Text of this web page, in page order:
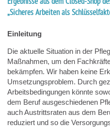
„Sicheres Arbeiten als
Einleitung
Die aktuelle Situation in der
Maßnahmen, um den
bekämpfen. Wir haben keine
Umsetzungsproblem. Durch
Arbeitsbedingungen könnte
dem Beruf ausgeschiedenen
auch Austrittsraten aus dem
reduziert und so die